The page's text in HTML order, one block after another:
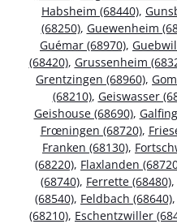
Habsheim (68440),
(68250), Guewenheim
Guémar (68970),
(68420), Grussenheim
Grentzingen (68960),
(68210), Geiswasser
Geishouse (68690),
Frœningen (68720),
Franken (68130),
(68220), Flaxlanden
(68740), Ferrette (68480),
(68540), Feldbach (68640),
(68210), Eschentzwiller